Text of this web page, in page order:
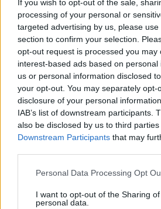
If you wish to opt-out of the sale,
processing of your personal or
targeted advertising by us, please
section to confirm your selection.
opt-out request is processed you may
interest-based ads based on
us or personal information disclosed
your opt-out. You may separately opt-
disclosure of your personal
IAB’s list of downstream participants.
also be disclosed by us to third
Downstream Participants that may
Personal Data Processing Opt
I want to opt-out of the Sharing
personal data.
Costituzionale di elezione
dello Stato non chiederemo
Mattarella. Resta
Giorgia Meloni. Ambienti di
nascondono 'imbarazzo' per
che risultano anche
prima dell'approvazione
passeranno almeno due
proprio perché
quattro letture e un
Berlusconi risponde con
Una mia candidatura al
dimissioni di Mattarella?